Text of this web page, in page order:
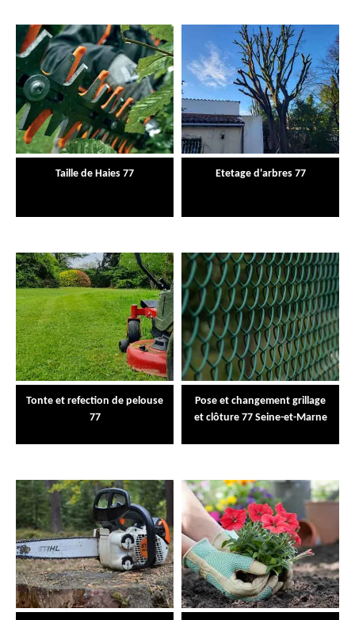
Taille de Haies 77 Etetage d'arbres 77
Tonte et refection de pelouse
77
Pose et changement grillage
et clôture 77 Seine-et-Marne